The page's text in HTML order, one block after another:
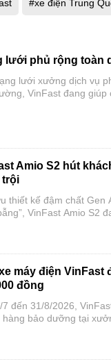
#xe điện Trung
lưới phủ rộng toàn
lưới xưởng dịch vụ
VinFast đang giúp
Amio S2 hút
thiết kế đậm chất Gen
VinFast Amio S2
máy điện
đồng
đến 31/8/2026,
hàng bảo dưỡng tại